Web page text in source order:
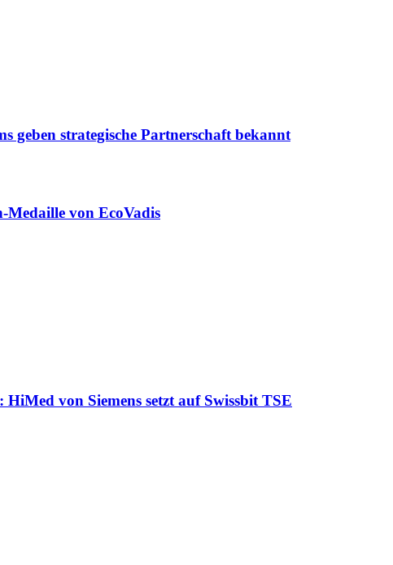
geben strategische Partnerschaft bekannt
von EcoVadis
von Siemens setzt auf Swissbit TSE